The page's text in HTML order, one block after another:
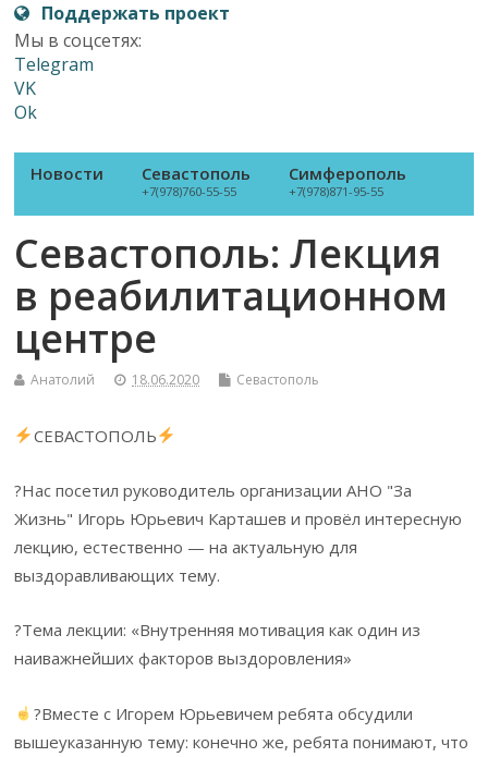
Поддержать проект
Мы в соцсетях:
Telegram
VK
Ok
Новости Севастополь
+7(978)760-55-55
Симферополь
+7(978)871-95-55
Севастополь: Лекция
в реабилитационном
центре
Анатолий 18.06.2020 Севастополь
СЕВАСТОПОЛЬ
?Нас посетил руководитель организации АНО "За
Жизнь" Игорь Юрьевич Карташев и провёл интересную
лекцию, естественно — на актуальную для
выздоравливающих тему.
?Тема лекции: «Внутренняя мотивация как один из
наиважнейших факторов выздоровления»
?Вместе с Игорем Юрьевичем ребята обсудили
вышеуказанную тему: конечно же, ребята понимают, что